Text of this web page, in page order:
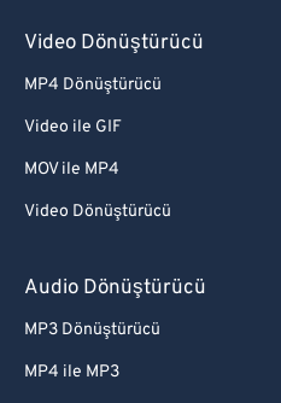
Video Dönüştürücü
MP4 Dönüştürücü
Video ile GIF
MOV ile MP4
Video Dönüştürücü
Audio Dönüştürücü
MP3 Dönüştürücü
MP4 ile MP3